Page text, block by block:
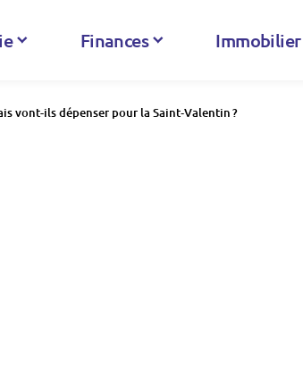
Finances Immobilier
vont-ils dépenser pour la Saint‑Valentin ?